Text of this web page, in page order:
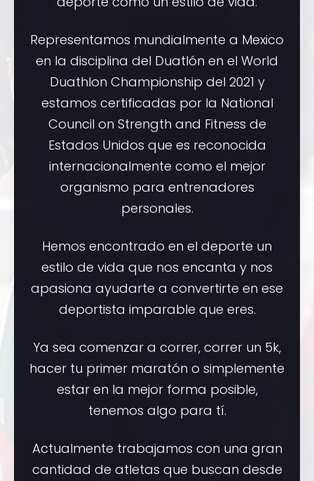
Representamos mundialmente a Mexico
en la disciplina del Duatlón en el World
Duathlon Championship del 2021 y
estamos certificadas por la National
Council on Strength and Fitness de
Estados Unidos que es reconocida
internacionalmente como el mejor
organismo para entrenadores
personales.
Hemos encontrado en el deporte un
estilo de vida que nos encanta y nos
apasiona ayudarte a convertirte en ese
deportista imparable que eres.
Ya sea comenzar a correr, correr un 5k,
hacer tu primer maratón o simplemente
estar en la mejor forma posible,
tenemos algo para tí.
Actualmente trabajamos con una gran
cantidad de atletas que buscan desde